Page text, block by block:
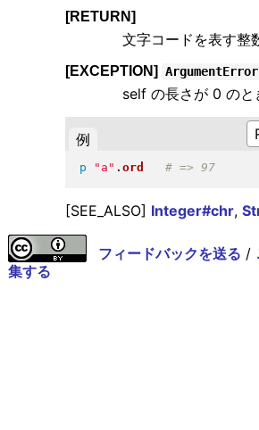
[RETURN]
文字コードを表す整
[EXCEPTION] ArgumentError
self の長さが 0 のと
例
p " a " . ord # => 97
[SEE_ALSO] Integer#chr,
フィードバックを送る /
集する